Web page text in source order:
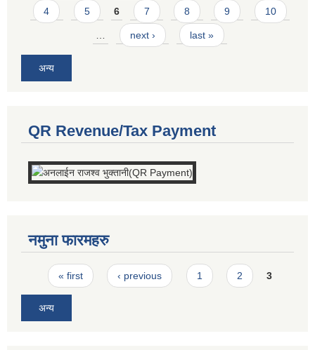
4 5 6 7 8 9 10
… next › last »
अन्य
QR Revenue/Tax Payment
नमुना फारमहरु
Pages
« first ‹ previous 1 2 3
अन्य